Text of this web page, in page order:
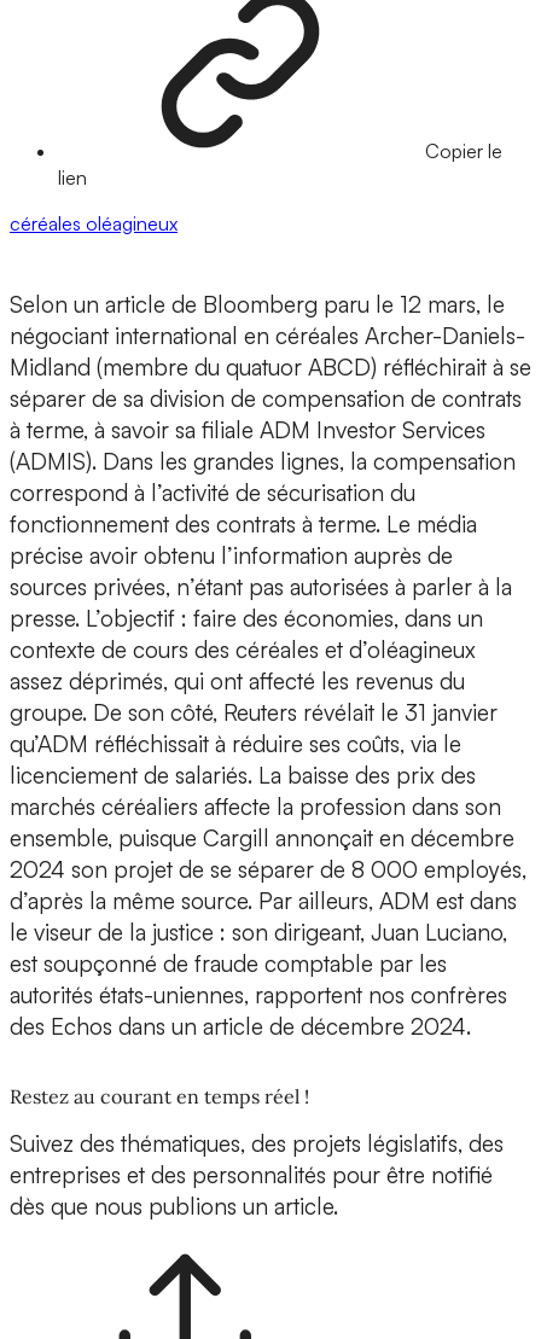
Copier le
lien
céréales oléagineux
Selon un article de Bloomberg paru le 12 mars, le
négociant international en céréales Archer-Daniels-
Midland (membre du quatuor ABCD) réfléchirait à se
séparer de sa division de compensation de contrats
à terme, à savoir sa filiale ADM Investor Services
(ADMIS). Dans les grandes lignes, la compensation
correspond à l’activité de sécurisation du
fonctionnement des contrats à terme. Le média
précise avoir obtenu l’information auprès de
sources privées, n’étant pas autorisées à parler à la
presse. L’objectif : faire des économies, dans un
contexte de cours des céréales et d’oléagineux
assez déprimés, qui ont affecté les revenus du
groupe. De son côté, Reuters révélait le 31 janvier
qu’ADM réfléchissait à réduire ses coûts, via le
licenciement de salariés. La baisse des prix des
marchés céréaliers affecte la profession dans son
ensemble, puisque Cargill annonçait en décembre
2024 son projet de se séparer de 8 000 employés,
d’après la même source. Par ailleurs, ADM est dans
le viseur de la justice : son dirigeant, Juan Luciano,
est soupçonné de fraude comptable par les
autorités états-uniennes, rapportent nos confrères
des Echos dans un article de décembre 2024.
Restez au courant en temps réel !
Suivez des thématiques, des projets législatifs, des
entreprises et des personnalités pour être notifié
dès que nous publions un article.